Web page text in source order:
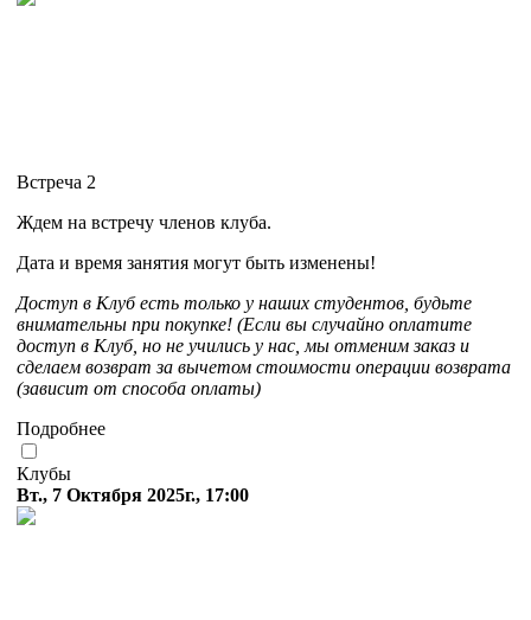
Встреча 2
Ждем на встречу членов клуба.
Дата и время занятия могут быть изменены!
Доступ в Клуб есть только у наших студентов, будьте
внимательны при покупке! (Если вы случайно оплатите
доступ в Клуб, но не учились у нас, мы отменим заказ и
сделаем возврат за вычетом стоимости операции возврата
(зависит от способа оплаты)
Подробнее
Клубы
Вт., 7 Октября 2025г., 17:00